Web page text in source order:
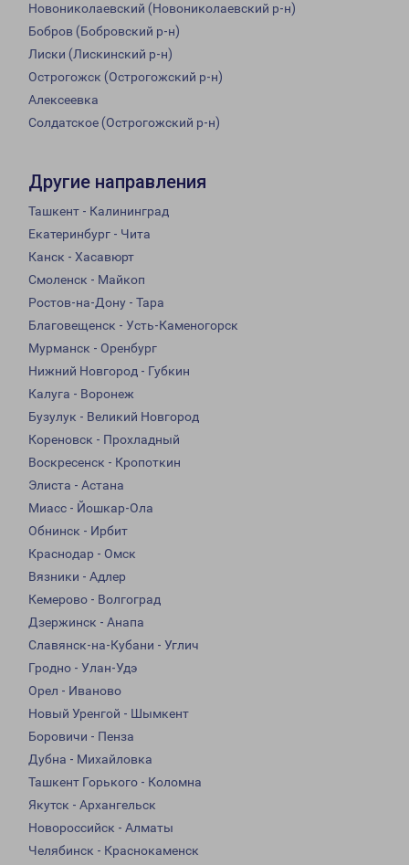
Новониколаевский (Новониколаевский р-н)
Бобров (Бобровский р-н)
Лиски (Лискинский р-н)
Острогожск (Острогожский р-н)
Алексеевка
Солдатское (Острогожский р-н)
Другие направления
Ташкент - Калининград
Екатеринбург - Чита
Канск - Хасавюрт
Смоленск - Майкоп
Ростов-на-Дону - Тара
Благовещенск - Усть-Каменогорск
Мурманск - Оренбург
Нижний Новгород - Губкин
Калуга - Воронеж
Бузулук - Великий Новгород
Кореновск - Прохладный
Воскресенск - Кропоткин
Элиста - Астана
Миасс - Йошкар-Ола
Обнинск - Ирбит
Краснодар - Омск
Вязники - Адлер
Кемерово - Волгоград
Дзержинск - Анапа
Славянск-на-Кубани - Углич
Гродно - Улан-Удэ
Орел - Иваново
Новый Уренгой - Шымкент
Боровичи - Пенза
Дубна - Михайловка
Ташкент Горького - Коломна
Якутск - Архангельск
Новороссийск - Алматы
Челябинск - Краснокаменск